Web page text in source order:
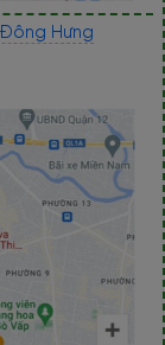
Đông Hưng